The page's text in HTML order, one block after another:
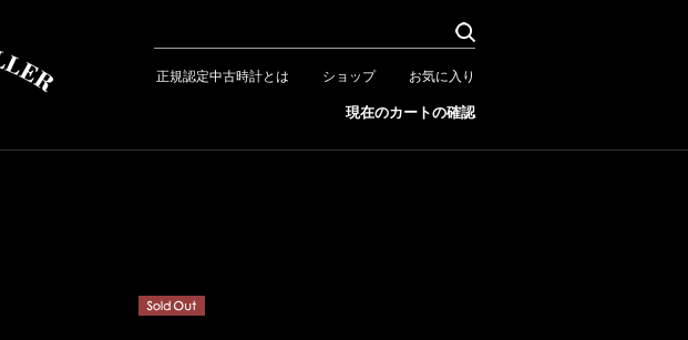
正規認定中古時計とは ショップ お気に入り
現在のカートの確認